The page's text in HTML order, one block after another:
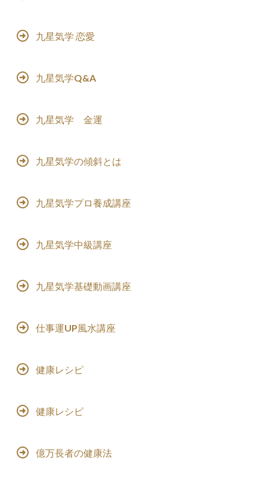
九星気学 恋愛
九星気学Q&A
九星気学 金運
九星気学の傾斜とは
九星気学プロ養成講座
九星気学中級講座
九星気学基礎動画講座
仕事運UP風水講座
健康レシピ
健康レシピ
億万長者の健康法